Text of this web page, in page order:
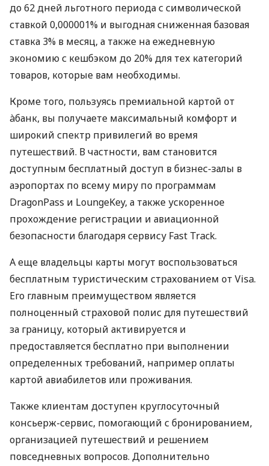
до 62 дней льготного периода с символической
ставкой 0,000001% и выгодная сниженная базовая
ставка 3% в месяц, а также на ежедневную
экономию с кешбэком до 20% для тех категорий
товаров, которые вам необходимы.
Кроме того, пользуясь премиальной картой от
àбанк, вы получаете максимальный комфорт и
широкий спектр привилегий во время
путешествий. В частности, вам становится
доступным бесплатный доступ в бизнес-залы в
аэропортах по всему миру по программам
DragonPass и LoungeKey, а также ускоренное
прохождение регистрации и авиационной
безопасности благодаря сервису Fast Track.
А еще владельцы карты могут воспользоваться
бесплатным туристическим страхованием от Visa.
Его главным преимуществом является
полноценный страховой полис для путешествий
за границу, который активируется и
предоставляется бесплатно при выполнении
определенных требований, например оплаты
картой авиабилетов или проживания.
Также клиентам доступен круглосуточный
консьерж-сервис, помогающий с бронированием,
организацией путешествий и решением
повседневных вопросов. Дополнительно